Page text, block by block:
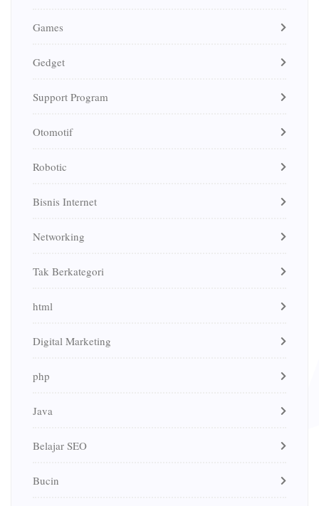
Games
Gedget
Support Program
Otomotif
Robotic
Bisnis Internet
Networking
Tak Berkategori
html
Digital Marketing
php
Java
Belajar SEO
Bucin